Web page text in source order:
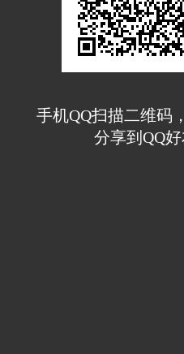
手机QQ扫描二维码
分享到QQ